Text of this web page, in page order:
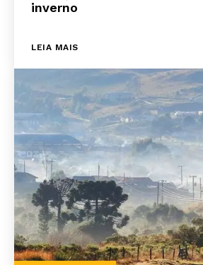
inverno
LEIA MAIS